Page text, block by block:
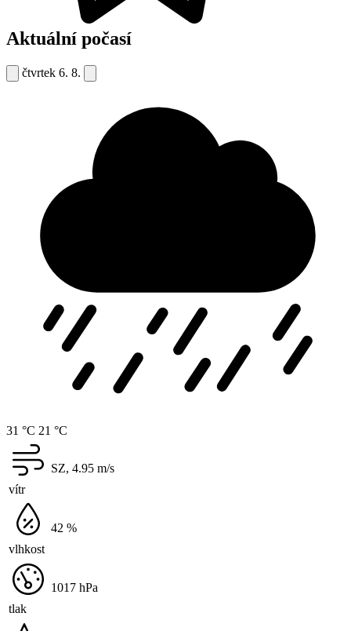
Aktuální počasí
čtvrtek 6. 8.
31 °C 21 °C
vítr
SZ, 4.95 m/s
vlhkost
42 %
tlak
1017 hPa